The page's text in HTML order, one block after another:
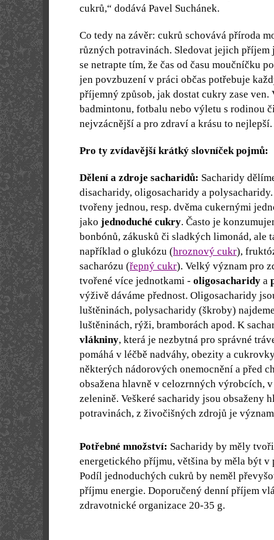
cukrů,“ dodává Pavel Suchánek.
Co tedy na závěr: cukrů schovává příroda
různých potravinách. Sledovat jejich příjem
se netrapte tím, že čas od času moučníčku
jen povzbuzení v práci občas potřebuje
příjemný způsob, jak dostat cukry zase ven.
badmintonu, fotbalu nebo výletu s rodinou
nejvzácnější a pro zdraví a krásu to nejlepší.
Pro ty zvídavější krátký slovníček pojmů:
Dělení a zdroje sacharidů: Sacharidy
disacharidy, oligosacharidy a
tvořeny jednou, resp. dvěma cukernými
jako jednoduché cukry. Často je
bonbónů, zákusků či sladkých limonád, ale
například o glukózu (hroznový cukr),
sacharózu (řepný cukr). Velký význam pro
tvořené více jednotkami - oligosacharidy a
výživě dáváme přednost. Oligosacharidy
luštěninách, polysacharidy (škroby)
luštěninách, rýži, bramborách apod. K
vlákniny, která je nezbytná pro správné
pomáhá v léčbě nadváhy, obezity a
některých nádorových onemocnění a před
obsažena hlavně v celozrnných výrobcích,
zelenině. Veškeré sacharidy jsou obsaženy
potravinách, z živočišných zdrojů je
Potřebné množství: Sacharidy by měly
energetického příjmu, většina by měla být v
Podíl jednoduchých cukrů by neměl
příjmu energie. Doporučený denní příjem
zdravotnické organizace 20-35 g.